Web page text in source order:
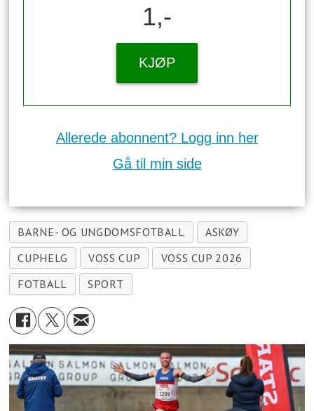
1,-
KJØP
Allerede abonnent? Logg inn her
Gå til min side
BARNE- OG UNGDOMSFOTBALL
ASKØY
CUPHELG
VOSS CUP
VOSS CUP 2026
FOTBALL
SPORT